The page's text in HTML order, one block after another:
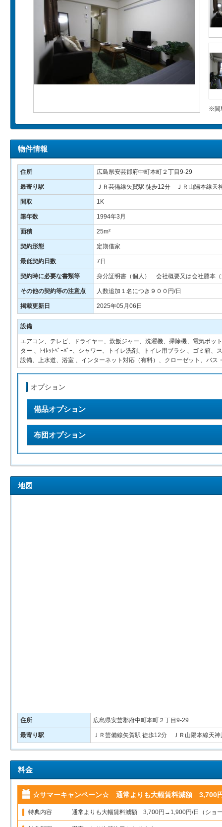
※間
物件情報
住所 広島県安芸郡府中町本町２丁目9‐29
最寄り駅 ＪＲ芸備線矢賀駅 徒歩12分 ＪＲ山陽本線
間取 1K
築年数 1994年3月
面積 25m²
契約形態 定期借家
最低契約日数 7日
契約時に必要な書類等 身分証明書（個人） 会社概要又は会社謄本
その他の契約等の注意点 人数追加１名につき９００円/日
掲載更新日 2025年05月06日
設備
エアコン、テレビ、ドライヤー、炊飯ジャー、洗濯機、掃除機、電気ポ
ター 、ﾄｲﾚｯﾄﾍﾟｰﾊﾟｰ、シャワー、トイレ洗剤、トイレ用ブラシ 、ゴミ箱
設備、上水道、浴室 、インターネット対応（有料）、クローゼット、バ
オプション
備品オプション
布団オプション
地図
住所 広島県安芸郡府中町本町２丁目9‐29
最寄り駅 ＪＲ芸備線矢賀駅 徒歩12分 ＪＲ山陽本線天
料金
☆サマーキャンペーン☆ 通常よりも大幅賃料減額 3,700
特典内容 通常よりも大幅賃料減額 3,700円→1,900円/日（ショ